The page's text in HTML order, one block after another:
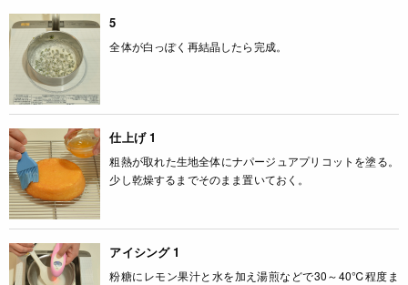
5
全体が白っぽく再結晶したら完成。
仕上げ 1
粗熱が取れた生地全体にナパージュアプリコットを塗る。
少し乾燥するまでそのまま置いておく。
アイシング 1
粉糖にレモン果汁と水を加え湯煎などで30～40℃程度ま